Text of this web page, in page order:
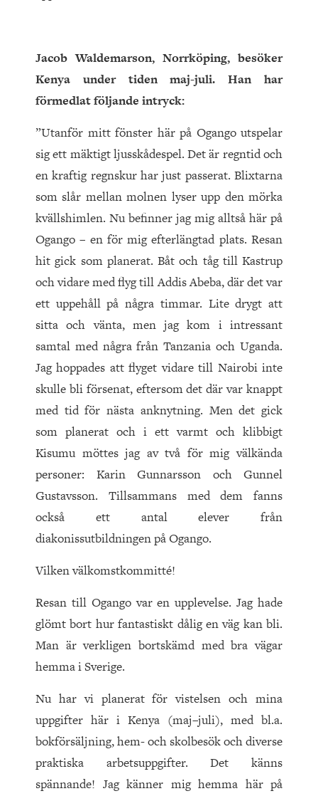
Jacob Waldemarson, Norrköping, besöker
Kenya under tiden maj-juli. Han har
förmedlat följande intryck:
”Utanför mitt fönster här på Ogango utspelar
sig ett mäktigt ljusskådespel. Det är regntid och
en kraftig regnskur har just passerat. Blixtarna
som slår mellan molnen lyser upp den mörka
kvällshimlen. Nu befinner jag mig alltså här på
Ogango – en för mig efterlängtad plats. Resan
hit gick som planerat. Båt och tåg till Kastrup
och vidare med flyg till Addis Abeba, där det var
ett uppehåll på några timmar. Lite drygt att
sitta och vänta, men jag kom i intressant
samtal med några från Tanzania och Uganda.
Jag hoppades att flyget vidare till Nairobi inte
skulle bli försenat, eftersom det där var knappt
med tid för nästa anknytning. Men det gick
som planerat och i ett varmt och klibbigt
Kisumu möttes jag av två för mig välkända
personer: Karin Gunnarsson och Gunnel
Gustavsson. Tillsammans med dem fanns
också ett antal elever från
diakonissutbildningen på Ogango.
Vilken välkomstkommitté!
Resan till Ogango var en upplevelse. Jag hade
glömt bort hur fantastiskt dålig en väg kan bli.
Man är verkligen bortskämd med bra vägar
hemma i Sverige.
Nu har vi planerat för vistelsen och mina
uppgifter här i Kenya (maj–juli), med bl.a.
bokförsäljning, hem- och skolbesök och diverse
praktiska arbetsuppgifter. Det känns
spännande! Jag känner mig hemma här på